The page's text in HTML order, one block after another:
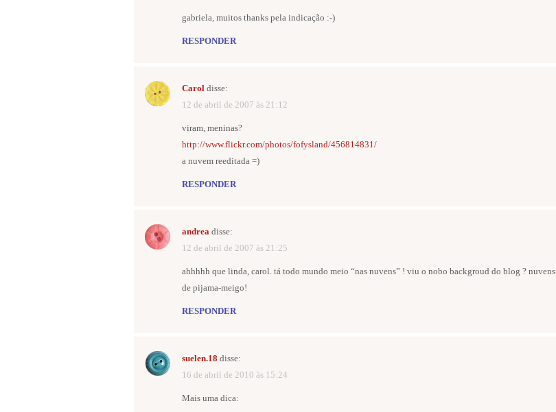
gabriela, muitos thanks pela indicação :-)
RESPONDER
Carol disse:
12 de abril de 2007 às 21:12
viram, meninas?
http://www.flickr.com/photos/fofysland/456814831/
a nuvem reeditada =)
RESPONDER
andrea disse:
12 de abril de 2007 às 21:25
ahhhhh que linda, carol. tá todo mundo meio “nas nuvens” ! viu o nobo backgroud do blog ? nuvens
de pijama-meigo!
RESPONDER
suelen.18 disse:
16 de abril de 2010 às 15:24
Mais uma dica: